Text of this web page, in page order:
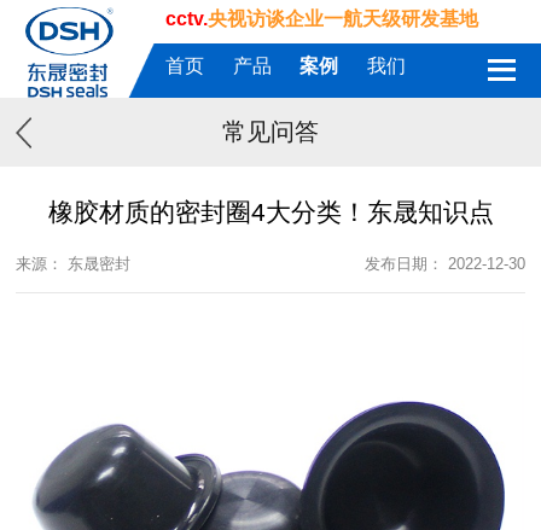
cctv.央视访谈企业一航天级研发基地
首页 产品 案例 我们
常见问答
橡胶材质的密封圈4大分类！东晟知识点
来源： 东晟密封 发布日期： 2022-12-30